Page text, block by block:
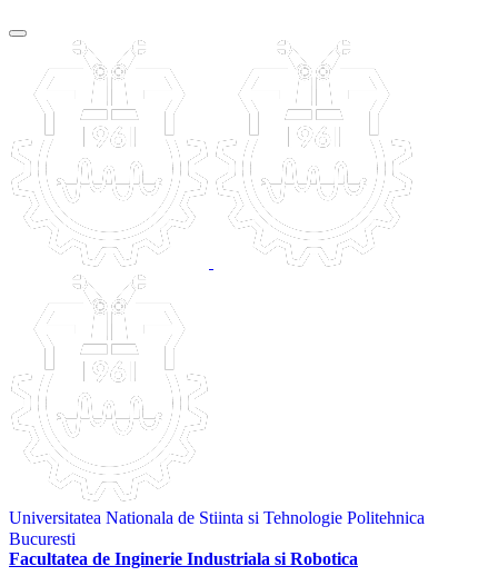
Universitatea Nationala de Stiinta si Tehnologie Politehnica
Bucuresti
Facultatea de Inginerie Industriala si Robotica